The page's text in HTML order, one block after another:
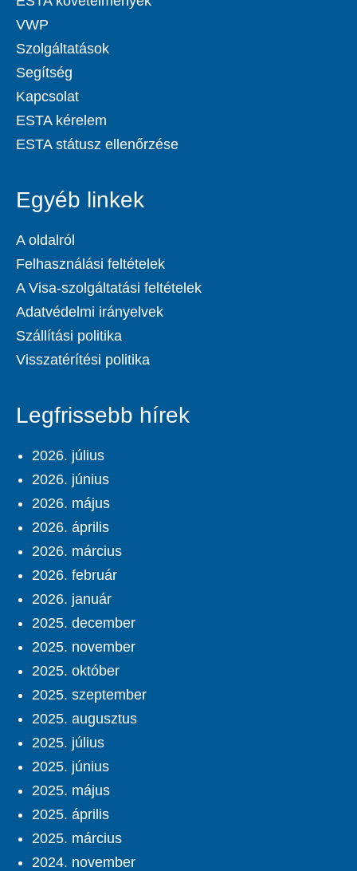
VWP
Szolgáltatások
Segítség
Kapcsolat
ESTA kérelem
ESTA státusz ellenőrzése
Egyéb linkek
A oldalról
Felhasználási feltételek
A Visa-szolgáltatási feltételek
Adatvédelmi irányelvek
Szállítási politika
Visszatérítési politika
Legfrissebb hírek
2026. július
2026. június
2026. május
2026. április
2026. március
2026. február
2026. január
2025. december
2025. november
2025. október
2025. szeptember
2025. augusztus
2025. július
2025. június
2025. május
2025. április
2025. március
2024. november